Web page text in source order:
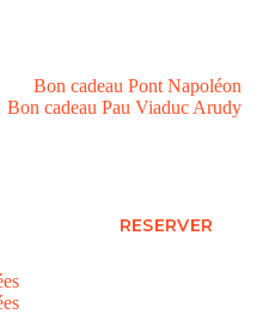
Bon cadeau Pont Napoléon
Bon cadeau Pau Viaduc Arudy
RESERVER